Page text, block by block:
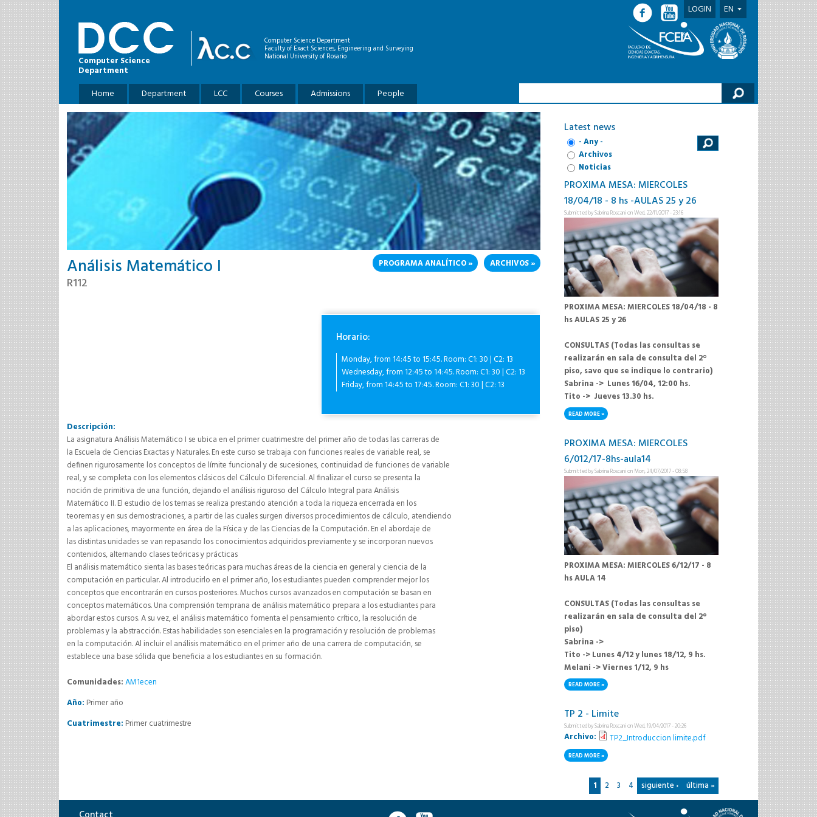
Skip to main content
Computer Science
Department
Computer Science Department
Faculty of Exact Sciences, Engineering and Surveying
National University of Rosario
Main menu
Home Department LCC Courses Admissions People
LOGIN EN
Análisis Matemático I
R112
ARCHIVOS
PROGRAMA ANALÍTICO
Horario:
Monday, from 14:45 to 15:45. Room: C1: 30 | C2: 13
Wednesday, from 12:45 to 14:45. Room: C1: 30 | C2: 13
Friday, from 14:45 to 17:45. Room: C1: 30 | C2: 13
Descripción:
La asignatura Análisis Matemático I se ubica en el primer cuatrimestre del primer año de todas las carreras de
la Escuela de Ciencias Exactas y Naturales. En este curso se trabaja con funciones reales de variable real, se
definen rigurosamente los conceptos de límite funcional y de sucesiones, continuidad de funciones de variable
real, y se completa con los elementos clásicos del Cálculo Diferencial. Al finalizar el curso se presenta la
noción de primitiva de una función, dejando el análisis riguroso del Cálculo Integral para Análisis
Matemático II. El estudio de los temas se realiza prestando atención a toda la riqueza encerrada en los
teoremas y en sus demostraciones, a partir de las cuales surgen diversos procedimientos de cálculo, atendiendo
a las aplicaciones, mayormente en área de la Física y de las Ciencias de la Computación. En el abordaje de
las distintas unidades se van repasando los conocimientos adquiridos previamente y se incorporan nuevos
contenidos, alternando clases teóricas y prácticas
El análisis matemático sienta las bases teóricas para muchas áreas de la ciencia en general y ciencia de la
computación en particular. Al introducirlo en el primer año, los estudiantes pueden comprender mejor los
conceptos que encontrarán en cursos posteriores. Muchos cursos avanzados en computación se basan en
conceptos matemáticos. Una comprensión temprana de análisis matemático prepara a los estudiantes para
abordar estos cursos. A su vez, el análisis matemático fomenta el pensamiento crítico, la resolución de
problemas y la abstracción. Estas habilidades son esenciales en la programación y resolución de problemas
en la computación. Al incluir el análisis matemático en el primer año de una carrera de computación, se
establece una base sólida que beneficia a los estudiantes en su formación.
Comunidades:AM1ecen
Año: Primer año
Cuatrimestre: Primer cuatrimestre
Latest news
- Any -
Archivos
Noticias
PROXIMA MESA: MIERCOLES
18/04/18 - 8 hs -AULAS 25 y 26
Submitted bySabrina Roscani on Wed, 22/11/2017 - 23:16
PROXIMA MESA: MIERCOLES 18/04/18 - 8
hs AULAS 25 y 26
CONSULTAS (Todas las consultas se
realizarán en sala de consulta del 2°
piso, savo que se indique lo contrario)
Sabrina -> Lunes 16/04, 12:00 hs.
Tito -> Jueves 13.30 hs.
READ MOREABOUT PROXIMA MESA: MIERCOLES 18/04/18 - 8 HS -AULAS 25 Y 26
PROXIMA MESA: MIERCOLES
6/012/17-8hs-aula14
Submitted bySabrina Roscani on Mon, 24/07/2017 - 08:58
PROXIMA MESA: MIERCOLES 6/12/17 - 8
hs AULA 14
CONSULTAS (Todas las consultas se
realizarán en sala de consulta del 2°
piso)
Sabrina ->
Tito -> Lunes 4/12 y lunes 18/12, 9 hs.
Melani -> Viernes 1/12, 9 hs
READ MOREABOUT PROXIMA MESA: MIERCOLES 6/012/17-8HS-AULA14
TP 2 - Limite
Submitted bySabrina Roscani on Wed, 19/04/2017 - 20:26
Archivo: TP2_Introduccion limite.pdf
READ MOREABOUT TP 2 - LIMITE
1 2 3 4 siguiente › última »